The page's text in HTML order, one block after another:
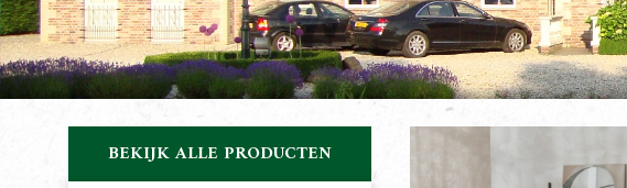
BEKIJK ALLE PRODUCTEN